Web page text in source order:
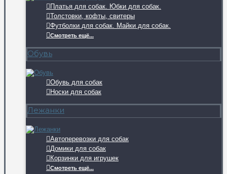
Платья для собак. Юбки для собак.
Толстовки, кофты, свитеры
Футболки для собак. Майки для собак.
Смотреть ещё...
Обувь
Обувь для собак
Носки для собак
Лежанки
Автоперевозки для собак
Домики для собак
Корзинки для игрушек
Смотреть ещё...